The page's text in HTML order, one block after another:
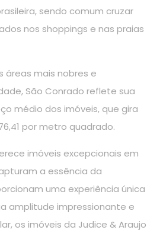
sendo comum cruzar
nos shoppings e nas praias
áreas mais nobres e
São Conrado reflete sua
médio dos imóveis, que gira
por metro quadrado.
imóveis excepcionais em
a essência da
uma experiência única
amplitude impressionante e
os imóveis da Judice & Araujo